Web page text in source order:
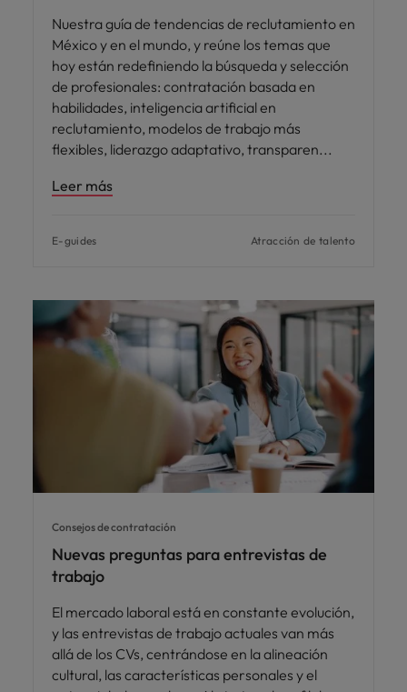
Nuestra guía de tendencias de reclutamiento en
México y en el mundo, y reúne los temas que
hoy están redefiniendo la búsqueda y selección
de profesionales: contratación basada en
habilidades, inteligencia artificial en
reclutamiento, modelos de trabajo más
flexibles, liderazgo adaptativo, transparen
Leer más
E-guides Atracción de talento
Consejos de contratación
Nuevas preguntas para entrevistas de
trabajo
El mercado laboral está en constante evolución,
y las entrevistas de trabajo actuales van más
allá de los CVs, centrándose en la alineación
cultural, las características personales y el